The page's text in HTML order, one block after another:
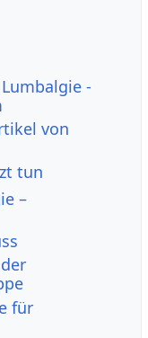
-
von
tun
–
für